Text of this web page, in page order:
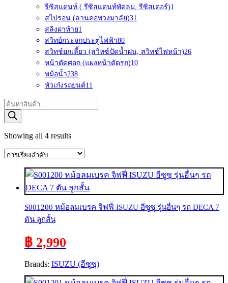
รีซิสแตนท์ ( รีซิสแตนท์พัดลม, รีซิสเตอร์)1
สไปรอน (ลานคอพวงมาลัย)31
สลิงฝาท้าย1
สวิทย์กระจกประตูไฟฟ้า80
สวิทช์ยกเลี้ยว (สวิทซ์ปัดน้ำฝน, สวิทช์ไฟหน้า)26
หน้าตัดศอก (แผงหน้าตัดรถ)10
หม้อน้ำ238
หัวเก๋งรถยนต์11
Products
search
Showing all 4 results
S001200 หม้อลมเบรค จิฟฟี่ ISUZU อีซูซุ รุ่นอื่นๆ รถ DECA 7
ตัน ลูกสั้น
฿ 2,990
Brands: ISUZU (อีซูซุ)